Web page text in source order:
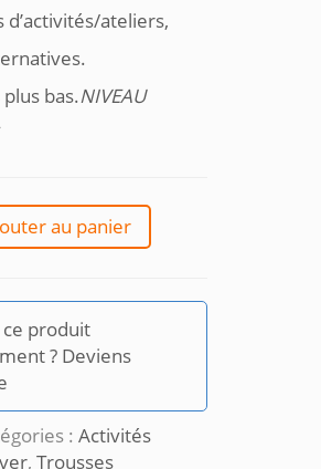
ateliers,
bas.NIVEAU
au panier
produit
? Deviens
: Activités
, Trousses